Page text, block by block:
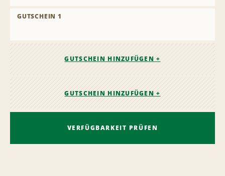
GUTSCHEIN 1
GUTSCHEIN HINZUFÜGEN +
GUTSCHEIN HINZUFÜGEN +
VERFÜGBARKEIT PRÜFEN